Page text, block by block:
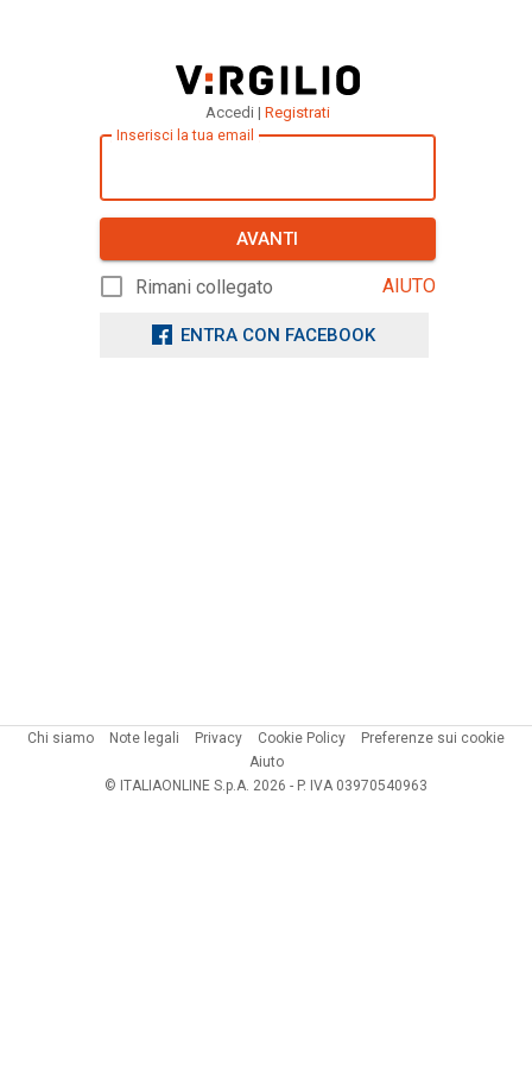
Accedi | Registrati
Inserisci la tua email
AVANTI
Rimani collegato AIUTO
ENTRA CON FACEBOOK
Chi siamo Note legali Privacy Cookie Policy
Preferenze sui cookie
Aiuto
© ITALIAONLINE S.p.A. 2026 - P. IVA 03970540963